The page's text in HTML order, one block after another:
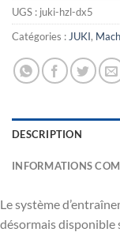
UGS : juki-hzl-dx5
Catégories : JUKI,
DESCRIPTION
INFORMATIONS
Le système
désormais disponible